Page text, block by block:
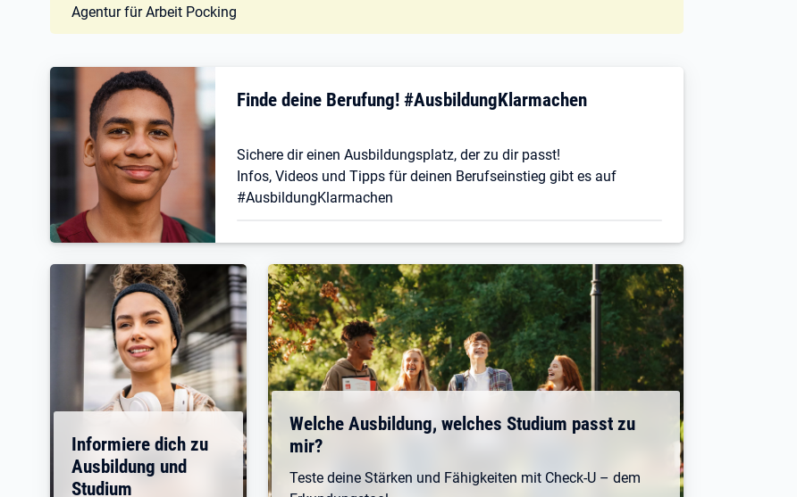
Agentur für Arbeit Pocking
Finde deine Berufung! #AusbildungKlarmachen
Sichere dir einen Ausbildungsplatz, der zu dir passt!
Infos, Videos und Tipps für deinen Berufseinstieg gibt es auf
#AusbildungKlarmachen
Informiere dich zu
Ausbildung und
Studium
Welche Ausbildung, welches Studium passt zu
mir?
Teste deine Stärken und Fähigkeiten mit Check-U – dem